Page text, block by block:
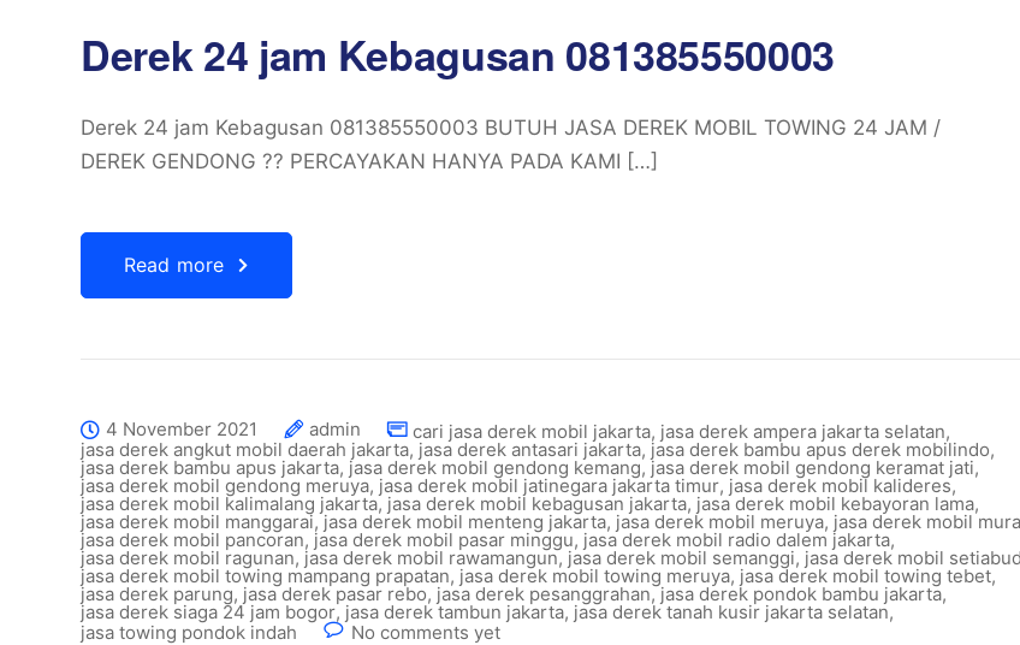
Derek 24 jam Kebagusan 081385550003
Derek 24 jam Kebagusan 081385550003 BUTUH JASA DEREK MOBIL TOWING 24 JAM /
DEREK GENDONG ?? PERCAYAKAN HANYA PADA KAMI […]
Read more
4 November 2021 admin cari jasa derek mobil jakarta, jasa derek ampera jakarta selatan,
jasa derek angkut mobil daerah jakarta, jasa derek antasari jakarta, jasa derek bambu apus derek mobilindo,
jasa derek bambu apus jakarta, jasa derek mobil gendong kemang,jasa derek mobil gendong keramat jati,
jasa derek mobil gendong meruya, jasa derek mobil jatinegara jakarta timur, jasa derek mobil kalideres,
jasa derek mobil kalimalang jakarta, jasa derek mobil kebagusan jakarta, jasa derek mobil kebayoran lama,
jasa derek mobil manggarai,jasa derek mobil menteng jakarta, jasa derek mobil meruya, jasa derek mobil
jasa derek mobil pancoran, jasa derek mobil pasar minggu, jasa derek mobil radio dalem jakarta,
jasa derek mobil ragunan, jasa derek mobil rawamangun, jasa derek mobil semanggi, jasa derek mobil
jasa derek mobil towing mampang prapatan, jasa derek mobil towing meruya, jasa derek mobil towing tebet,
jasa derek parung, jasa derek pasar rebo, jasa derek pesanggrahan,jasa derek pondok bambu jakarta,
jasa derek siaga 24 jam bogor, jasa derek tambun jakarta, jasa derek tanah kusir jakarta selatan,
jasa towing pondok indah
No comments yet